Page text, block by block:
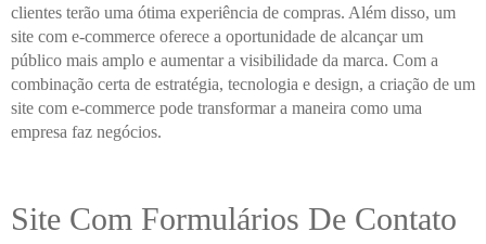
clientes terão uma ótima experiência de compras. Além disso, um
site com e-commerce oferece a oportunidade de alcançar um
público mais amplo e aumentar a visibilidade da marca. Com a
combinação certa de estratégia, tecnologia e design, a criação de um
site com e-commerce pode transformar a maneira como uma
empresa faz negócios.
Site Com Formulários De Contato